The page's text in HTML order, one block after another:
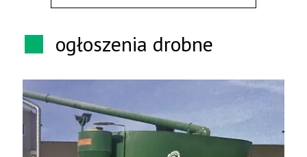
ogłoszenia drobne